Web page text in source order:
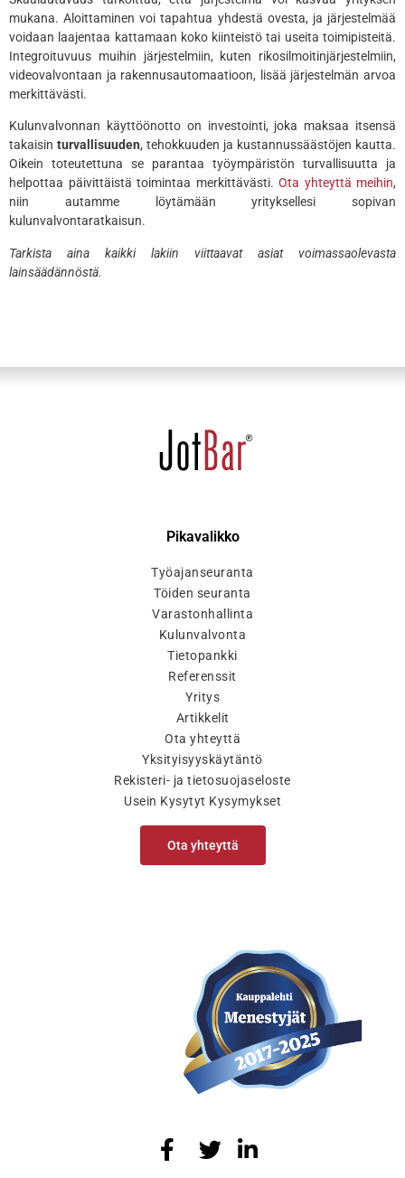
mukana. Aloittaminen voi tapahtua yhdestä ovesta, ja järjestelmää
voidaan laajentaa kattamaan koko kiinteistö tai useita toimipisteitä.
Integroituvuus muihin järjestelmiin, kuten rikosilmoitinjärjestelmiin,
videovalvontaan ja rakennusautomaatioon, lisää järjestelmän arvoa
merkittävästi.
Kulunvalvonnan käyttöönotto on investointi, joka maksaa itsensä
takaisin turvallisuuden, tehokkuuden ja kustannussäästöjen kautta.
Oikein toteutettuna se parantaa työympäristön turvallisuutta ja
helpottaa päivittäistä toimintaa merkittävästi. Ota yhteyttä meihin,
niin autamme löytämään yrityksellesi sopivan
kulunvalvontaratkaisun.
Tarkista aina kaikki lakiin viittaavat asiat voimassaolevasta
lainsäädännöstä.
Pikavalikko
Työajanseuranta
Töiden seuranta
Varastonhallinta
Kulunvalvonta
Tietopankki
Referenssit
Yritys
Artikkelit
Ota yhteyttä
Yksityisyyskäytäntö
Rekisteri- ja tietosuojaseloste
Usein Kysytyt Kysymykset
Ota yhteyttä